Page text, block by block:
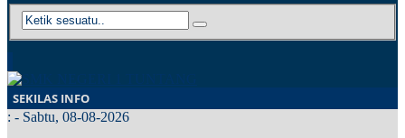
SEKILAS INFO
: - Sabtu, 08-08-2026